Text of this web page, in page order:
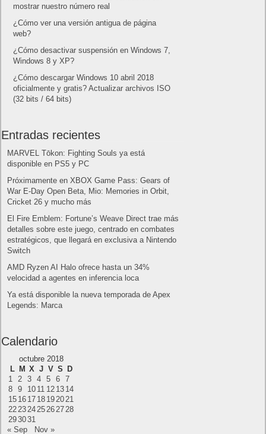
mostrar nuestro número real
¿Cómo ver una versión antigua de página
web?
¿Cómo desactivar suspensión en Windows 7,
Windows 8 y XP?
¿Cómo descargar Windows 10 abril 2018
oficialmente y gratis? Actualizar archivos ISO
(32 bits / 64 bits)
Entradas recientes
MARVEL Tōkon: Fighting Souls ya está
disponible en PS5 y PC
Próximamente en XBOX Game Pass: Gears of
War E-Day Open Beta, Mio: Memories in Orbit,
Cricket 26 y mucho más
El Fire Emblem: Fortune’s Weave Direct trae más
detalles sobre este juego, centrado en combates
estratégicos, que llegará en exclusiva a Nintendo
Switch
AMD Ryzen AI Halo ofrece hasta un 34%
velocidad a agentes en inferencia loca
Ya está disponible la nueva temporada de Apex
Legends: Marca
Calendario
octubre 2018
L
M X J V S D
1
2 3 4 5 6
7
8
9 10 11 12 13 14
15 16 17 18 19 20 21
22 23 24 25 26 27 28
293031
« Sep
Nov »